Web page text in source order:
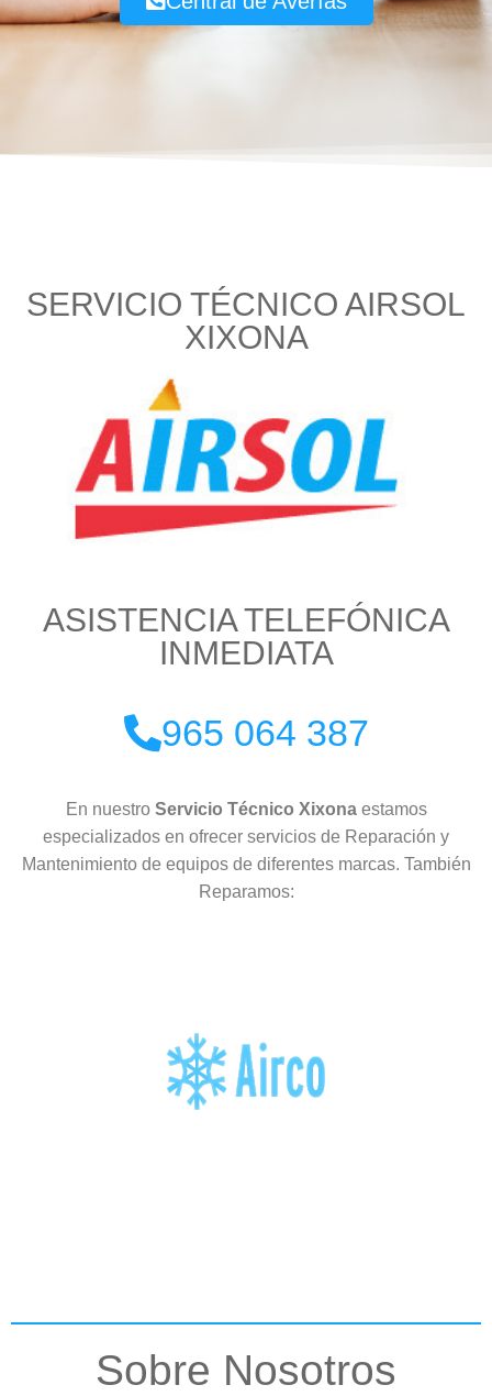
SERVICIO TÉCNICO AIRSOL
XIXONA
ASISTENCIA TELEFÓNICA
INMEDIATA
965 064 387
En nuestro Servicio Técnico Xixonaestamos
especializados en ofrecer servicios de Reparación y
Mantenimiento de equipos de diferentes marcas. También
Reparamos:
Sobre Nosotros